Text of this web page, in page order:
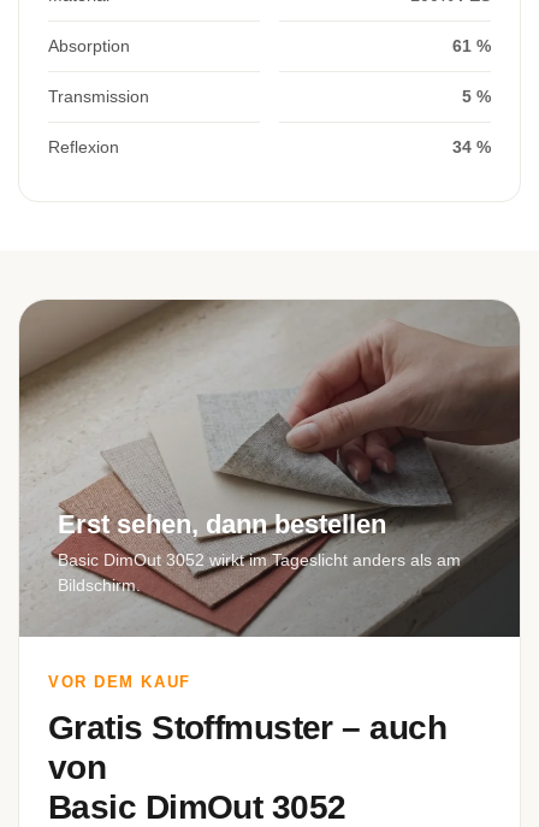
Absorption 61 %
Transmission 5 %
Reflexion 34 %
Erst sehen, dann bestellen
Basic DimOut 3052 wirkt im Tageslicht anders als am
Bildschirm.
VOR DEM KAUF
Gratis Stoffmuster – auch
von
Basic DimOut 3052